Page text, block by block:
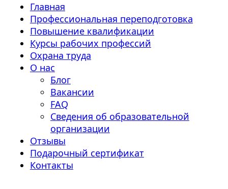
Главная
Профессиональная переподготовка
Повышение квалификации
Курсы рабочих профессий
Охрана труда
О нас
Блог
Вакансии
FAQ
Сведения об образовательной
организации
Отзывы
Подарочный сертификат
Контакты